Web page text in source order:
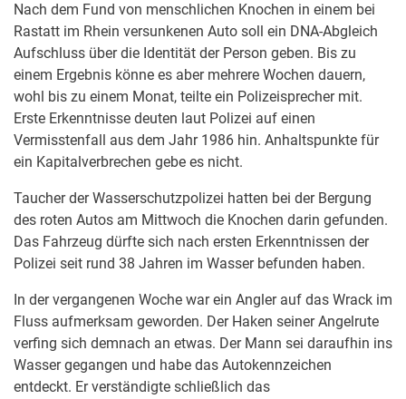
Nach dem Fund von menschlichen Knochen in einem bei
Rastatt im Rhein versunkenen Auto soll ein DNA-Abgleich
Aufschluss über die Identität der Person geben. Bis zu
einem Ergebnis könne es aber mehrere Wochen dauern,
wohl bis zu einem Monat, teilte ein Polizeisprecher mit.
Erste Erkenntnisse deuten laut Polizei auf einen
Vermisstenfall aus dem Jahr 1986 hin. Anhaltspunkte für
ein Kapitalverbrechen gebe es nicht.
Taucher der Wasserschutzpolizei hatten bei der Bergung
des roten Autos am Mittwoch die Knochen darin gefunden.
Das Fahrzeug dürfte sich nach ersten Erkenntnissen der
Polizei seit rund 38 Jahren im Wasser befunden haben.
In der vergangenen Woche war ein Angler auf das Wrack im
Fluss aufmerksam geworden. Der Haken seiner Angelrute
verfing sich demnach an etwas. Der Mann sei daraufhin ins
Wasser gegangen und habe das Autokennzeichen
entdeckt. Er verständigte schließlich das